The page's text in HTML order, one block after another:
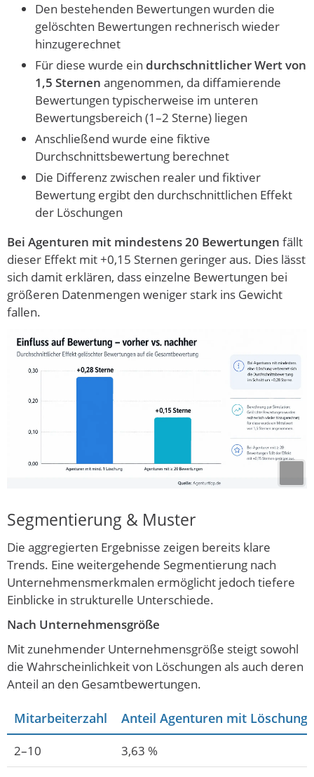
Den bestehenden Bewertungen wurden die
gelöschten Bewertungen rechnerisch wieder
hinzugerechnet
Für diese wurde ein durchschnittlicher Wert von
1,5 Sternen angenommen, da diffamierende
Bewertungen typischerweise im unteren
Bewertungsbereich (1–2 Sterne) liegen
Anschließend wurde eine fiktive
Durchschnittsbewertung berechnet
Die Differenz zwischen realer und fiktiver
Bewertung ergibt den durchschnittlichen Effekt
der Löschungen
Bei Agenturen mit mindestens 20 Bewertungen fällt
dieser Effekt mit +0,15 Sternen geringer aus. Dies lässt
sich damit erklären, dass einzelne Bewertungen bei
größeren Datenmengen weniger stark ins Gewicht
fallen.
Segmentierung & Muster
Die aggregierten Ergebnisse zeigen bereits klare
Trends. Eine weitergehende Segmentierung nach
Unternehmensmerkmalen ermöglicht jedoch tiefere
Einblicke in strukturelle Unterschiede.
Nach Unternehmensgröße
Mit zunehmender Unternehmensgröße steigt sowohl
die Wahrscheinlichkeit von Löschungen als auch deren
Anteil an den Gesamtbewertungen.
Mitarbeiterzahl Anteil Agenturen mit
2–10
3,63 %